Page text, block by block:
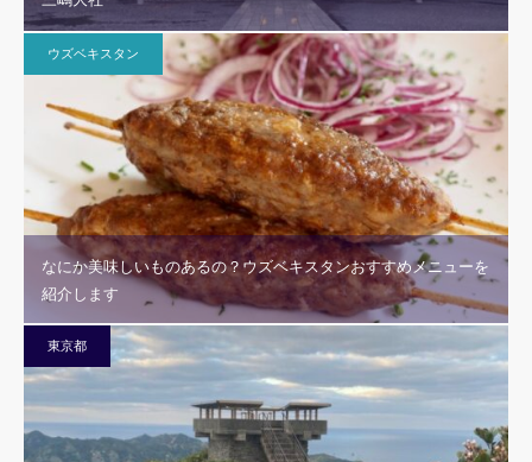
ウズベキスタン
なにか美味しいものあるの？ウズベキスタンおすすめメニューを
紹介します
東京都